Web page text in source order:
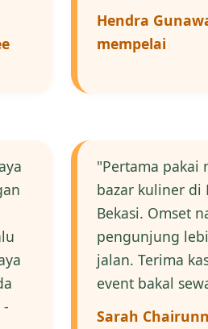
Hendra
mempelai
"Pertama pakai
bazar kuliner di
Bekasi. Omset
pengunjung
jalan. Terima
event bakal
Sarah